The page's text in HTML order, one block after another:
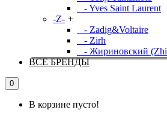
- Yves Saint Laurent
-Z- +
- Zadig&Voltaire
- Zirh
- Жириновский
ВСЕ БРЕНДЫ
0
В корзине пусто!